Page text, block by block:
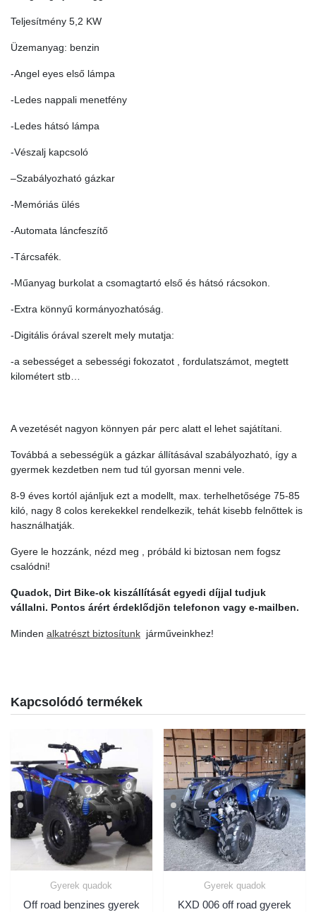
Teljesítmény 5,2 KW
Üzemanyag: benzin
-Angel eyes első lámpa
-Ledes nappali menetfény
-Ledes hátsó lámpa
-Vészalj kapcsoló
–Szabályozható gázkar
-Memóriás ülés
-Automata láncfeszítő
-Tárcsafék.
-Műanyag burkolat a csomagtartó első és hátsó rácsokon.
-Extra könnyű kormányozhatóság.
-Digitális órával szerelt mely mutatja:
-a sebességet a sebességi fokozatot , fordulatszámot, megtett
kilométert stb…
A vezetését nagyon könnyen pár perc alatt el lehet sajátítani.
Továbbá a sebességük a gázkar állításával szabályozható, így a
gyermek kezdetben nem tud túl gyorsan menni vele.
8-9 éves kortól ajánljuk ezt a modellt, max. terhelhetősége 75-85
kiló, nagy 8 colos kerekekkel rendelkezik, tehát kisebb felnőttek is
használhatják.
Gyere le hozzánk, nézd meg , próbáld ki biztosan nem fogsz
csalódni!
Quadok, Dirt Bike-ok kiszállítását egyedi díjjal tudjuk
vállalni. Pontos árért érdeklődjön telefonon vagy e-mailben.
Minden alkatrészt biztosítunk járműveinkhez!
Kapcsolódó termékek
Gyerek quadok
Off road benzines gyerek
Gyerek quadok
KXD 006 off road gyerek